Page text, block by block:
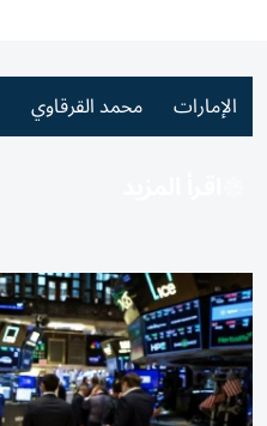
الإمارات محمد القرقاوي